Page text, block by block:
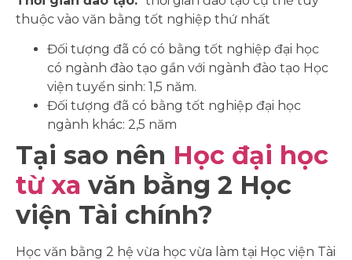
thuộc vào văn bằng tốt nghiệp thứ nhất
Đối tượng đã có có bằng tốt nghiệp đại học
có ngành đào tạo gần với ngành đào tạo Học
viện tuyển sinh: 1,5 năm.
Đối tượng đã có bằng tốt nghiệp đại học
ngành khác: 2,5 năm
Tại sao nên Học đại học
từ xa văn bằng 2 Học
viện Tài chính?
Học văn bằng 2 hệ vừa học vừa làm tại Học viện Tài